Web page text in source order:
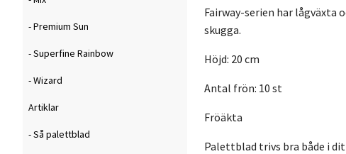
- Premium Sun
- Superfine Rainbow
- Wizard
Artiklar
- Så palettblad
Fairway-serien har lågväxta
skugga.
Höjd: 20 cm
Antal frön: 10 st
Fröäkta
Palettblad trivs bra både i